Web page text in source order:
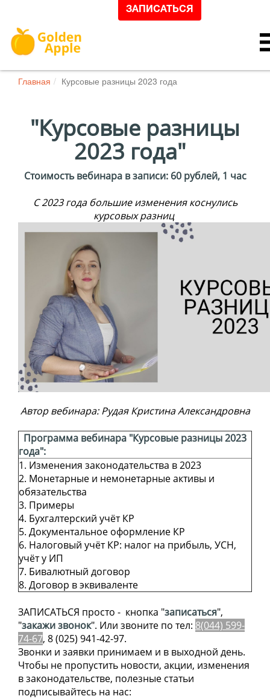
ЗАПИСАТЬСЯ
Главная Курсовые разницы 2023 года
"Курсовые разницы
2023 года"
Стоимостьвебинарав записи: 60рублей, 1 час
С 2023 года большие изменения коснулись
курсовых разниц
Автор вебинара: Рудая Кристина Александровна
Программа вебинара "Курсовые разницы 2023
года":
1. Изменения законодательства в 2023
2. Монетарные и немонетарные активы и
обязательства
3. Примеры
4. Бухгалтерский учёт КР
5. Документальное оформление КР
6. Налоговый учёт КР: налог на прибыль, УСН,
учёт у ИП
7. Бивалютный договор
8. Договор в эквиваленте
ЗАПИСАТЬСЯ просто - кнопка "записаться",
"закажи звонок". Или звоните по тел: 8(044) 599-
74-67, 8 (025) 941-42-97.
Звонки и заявки принимаем и в выходной день.
Чтобы не пропустить новости, акции, изменения
в законодательстве, полезные статьи
подписывайтесь на нас: